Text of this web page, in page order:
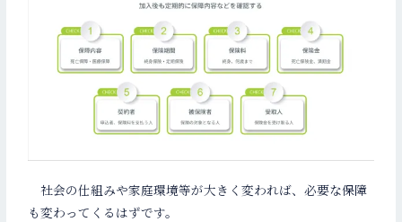
社会の仕組みや家庭環境等が大きく変われば、必要な保障
も変わってくるはずです。